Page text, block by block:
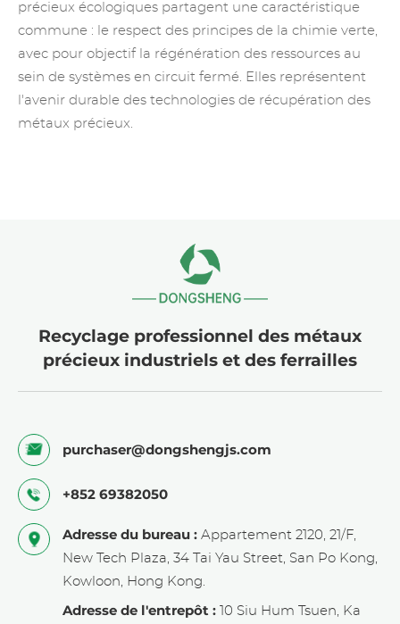
précieux écologiques partagent une caractéristique
commune : le respect des principes de la chimie verte,
avec pour objectif la régénération des ressources au
sein de systèmes en circuit fermé. Elles représentent
l'avenir durable des technologies de récupération des
métaux précieux.
Recyclage professionnel des métaux
précieux industriels et des ferrailles
purchaser@dongshengjs.com
+852 69382050
Adresse du bureau : Appartement 2120, 21/F,
New Tech Plaza, 34 Tai Yau Street, San Po Kong,
Kowloon, Hong Kong.
Adresse de l'entrepôt : 10 Siu Hum Tsuen, Ka